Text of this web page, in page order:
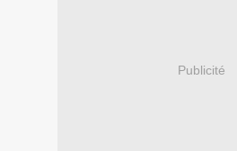
Publicité